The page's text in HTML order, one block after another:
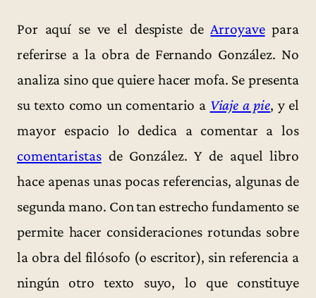
Por aquí se ve el despiste de Arroyavepara
referirse a la obra de Fernando González. No
analiza sino que quiere hacer mofa. Se presenta
su texto como un comentario a Viaje a pie, y el
mayor espacio lo dedica a comentar a los
comentaristasde González. Y de aquel libro
hace apenas unas pocas referencias, algunas de
segunda mano. Con tan estrecho fundamento se
permite hacer consideraciones rotundas sobre
la obra del filósofo (o escritor), sin referencia a
ningún otro texto suyo, lo que constituye